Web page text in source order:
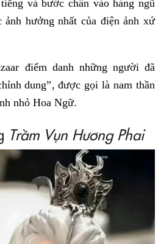
và bước chân vào hàng ngũ
hưởng nhất của điện ảnh xứ
điểm danh những người đã
dung”, được gọi là nam thần
nhỏ Hoa Ngữ.
Trầm Vụn Hương Phai